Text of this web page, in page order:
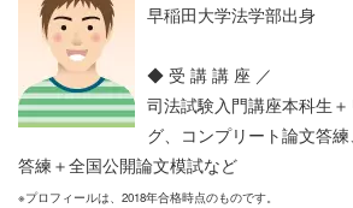
早稲田大学法学部出身
◆ 受 講 講 座 ／
司法試験入門講座本科生
グ、コンプリート論文答
答練＋全国公開論文模試など
※プロフィールは、2018年合格時点のものです。